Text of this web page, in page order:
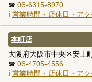
☎ 06-6315-8970
ℹ 営業時間・店休日・ア
本町店
大阪府大阪市中央区安土
☎ 06-4705-4556
ℹ 営業時間・店休日・ア